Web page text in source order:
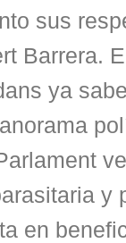
sus
Barrera.
ya
y
en